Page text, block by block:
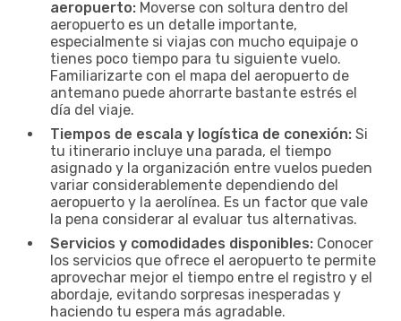
aeropuerto: Moverse con soltura dentro del
aeropuerto es un detalle importante,
especialmente si viajas con mucho equipaje o
tienes poco tiempo para tu siguiente vuelo.
Familiarizarte con el mapa del aeropuerto de
antemano puede ahorrarte bastante estrés el
día del viaje.
Tiempos de escala y logística de conexión: Si
tu itinerario incluye una parada, el tiempo
asignado y la organización entre vuelos pueden
variar considerablemente dependiendo del
aeropuerto y la aerolínea. Es un factor que vale
la pena considerar al evaluar tus alternativas.
Servicios y comodidades disponibles: Conocer
los servicios que ofrece el aeropuerto te permite
aprovechar mejor el tiempo entre el registro y el
abordaje, evitando sorpresas inesperadas y
haciendo tu espera más agradable.